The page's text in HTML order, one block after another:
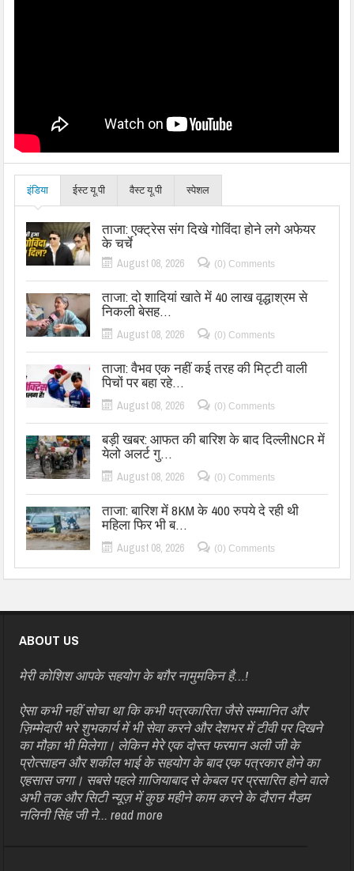
इंडिया ईस्ट यू.पी वैस्ट यू.पी स्पेशल
ताजा: एक्ट्रेस संग दिखे गोविंदा होने लगे अफेयर
के चर्चे
August 08, 2026 (0) Comments
ताजा: दो शादियां खाते में 40 लाख वृद्धाश्रम से
निकली बेसह…
August 08, 2026 (0) Comments
ताजा: वैभव एक नहीं कई तरह की मिट्टी वाली
पिचों पर बहा रहे…
August 08, 2026 (0) Comments
बड़ी खबर: आफत की बारिश के बाद दिल्लीNCR में
येलो अलर्ट गु…
August 08, 2026 (0) Comments
ताजा: बारिश में 8KM के 400 रुपये दे रही थी
महिला फिर भी ब…
August 08, 2026 (0) Comments
ABOUT US
मेरी कोशिश आपके सहयोग के बग़ैर नामुमकिन है…!
ऐसा कभी नहीं सोचा था कि कभी पत्रकारिता जैसे सम्मानित और
ज़िम्मेदारी भरे शुभकार्य में भी सेवा करने और देशभर में टीवी पर दिखने
का मौक़ा भी मिलेगा। लेकिन मेरे एक दोस्त फरमान अली जी के
प्रोत्साहन और शकील भाई के सहयोग के बाद एक पत्रकार होने का
एहसास जगा। सबसे पहले ग़ाजियाबाद से केबल पर प्रसारित होने वाले
अभी तक और सिटी न्यूज़ में कुछ महीने काम करने के दौरान मैडम
नलिनी सिंह जी ने...read more